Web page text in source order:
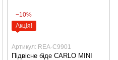
−10%
Акція!
Артикул: REA-C9901
Підвісне біде CARLO MINI